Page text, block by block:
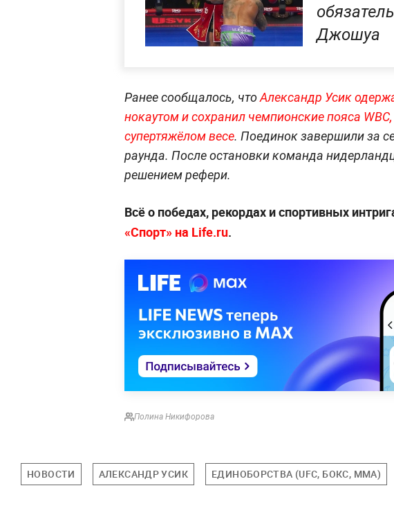
Джошуа
Ранее сообщалось, чтоАлександр Усик
нокаутом и сохранил чемпионские пояса WBC,
супертяжёлом весе. Поединок завершили за
раунда. После остановки команда
решением рефери.
Всё о победах, рекордах и спортивных
«Спорт» на Life.ru.
Полина Никифорова
НОВОСТИ АЛЕКСАНДР УСИК ЕДИНОБОРСТВА (UFC, БОКС, MMA)